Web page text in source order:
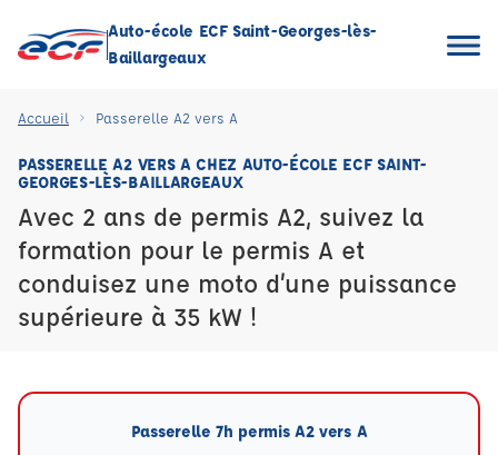
Auto-école ECF Saint-Georges-lès-
Baillargeaux
Accueil Passerelle A2 vers A
PASSERELLE A2 VERS A CHEZ AUTO-ÉCOLE ECF SAINT-
GEORGES-LÈS-BAILLARGEAUX
Avec 2 ans de permis A2, suivez la
formation pour le permis A et
conduisez une moto d’une puissance
supérieure à 35 kW !
Passerelle 7h permis A2 vers A